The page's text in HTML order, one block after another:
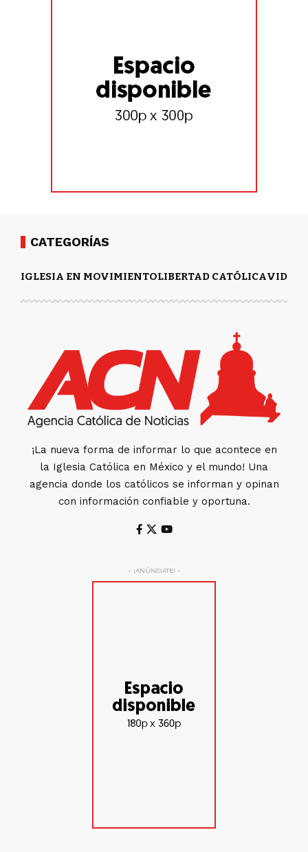
CATEGORÍAS
IGLESIA EN MOVIMIENTOLIBERTAD CATÓLICAVIDA
¡La nueva forma de informar lo que acontece en
la Iglesia Católica en México y el mundo! Una
agencia donde los católicos se informan y opinan
con información confiable y oportuna.
- ¡ANÚNCIATE! -